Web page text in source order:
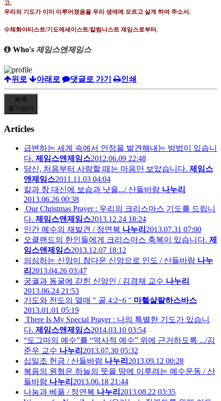
고,
우리의 기도가 이미 이루어졌음을 우리 생애에 모르고 살게 하여 주소서.
수채화아티스트/기도에세이스트/칼럼니스트 제임스로부터.
Who's 제임스앤제임스
위로 아래로 댓글로 가기 인쇄
목록
열기 닫기
Articles
급변하는 세계 속에서 안정을 발견해내는 방법이 있습니
다. 제임스앤제임스2012.06.09 22:48
당신, 처음부터 사랑할 때는 마음만 보았습니다. 제임스
앤제임스2011.11.03 04:04
칼과 창 대신에 보습과 낫을.../ 산들바람 나누리
2013.06.26 00:38
Our Christmas Prayer : 우리의 크리스마스 기도를 드립니
다. 제임스앤제임스2013.12.24 18:24
인간 예수의 재발견 / 정연복 나누리 2013.07.31 07:00
오클랜드의 한인들에게 크리스마스 축복이 있습니다. 제
임스앤제임스2013.12.07 18:12
의심하는 신앙이 참다운 신앙으로 인도 / 산들바람 나누
리 2013.04.26 03:47
궁궐과 동굴에 갇힌 신앙인 / 김경재 교수 나누리
2013.06.24 21:53
기도와 전도의 열매 " 골 4:2~6 " 마헬살랄하스바스
2013.01.01 05:19
There Is My Special Prayer : 나의 특별한 기도가 있습니
다. 제임스앤제임스2014.03.10 03:54
“도그마의 예수”를 “역사적 예수” 위에 근거하도록 .../김
준우 교수 나누리 2013.07.30 05:32
십일조 헌금 / 산들바람 나누리 2013.09.12 00:28
복음의 원형은 하늘의 뜻을 땅에 이루려는 예수운동 / 산
들바람 나누리 2013.06.18 21:44
나눔과 베풂 / 정연복 나누리 2013.08.22 03:35